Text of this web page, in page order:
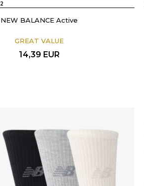
2
NEW BALANCE Active
GREAT VALUE
14,39 EUR